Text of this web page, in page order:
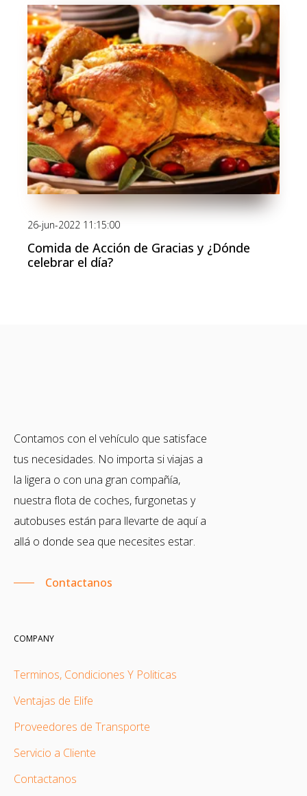
26-jun-2022 11:15:00
Comida de Acción de Gracias y ¿Dónde
celebrar el día?
Contamos con el vehículo que satisface
tus necesidades. No importa si viajas a
la ligera o con una gran compañía,
nuestra flota de coches, furgonetas y
autobuses están para llevarte de aquí a
allá o donde sea que necesites estar.
Contactanos
COMPANY
Terminos, Condiciones Y Politicas
Ventajas de Elife
Proveedores de Transporte
Servicio a Cliente
Contactanos